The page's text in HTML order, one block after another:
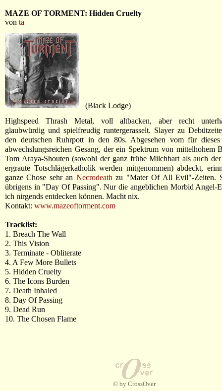
MAZE OF TORMENT: Hidden Cruelty
von ta
(Black Lodge)
Highspeed Thrash Metal, voll altbacken, aber recht
glaubwürdig und spielfreudig runtergerasselt. Slayer zu
den deutschen Ruhrpott in den 80s. Abgesehen vom für
abwechslungsreichen Gesang, der ein Spektrum von mittelhohem
Tom Araya-Shouten (sowohl der ganz frühe Milchbart als auch
ergraute Totschlägerkatholik werden mitgenommen) abdeckt,
ganze Chose sehr an Necrodeath zu "Mater Of All Evil"-Zeiten.
übrigens in "Day Of Passing". Nur die angeblichen Morbid Angel-
ich nirgends entdecken können. Macht nix.
Kontakt: www.mazeoftorment.com
Tracklist:
1. Breach The Wall
2. This Vision
3. Terminate - Obliterate
4. A Few More Bullets
5. Hidden Cruelty
6. The Icons Burden
7. Death Inhaled
8. Day Of Passing
9. Dead Run
10. The Chosen Flame
© by CrossOver